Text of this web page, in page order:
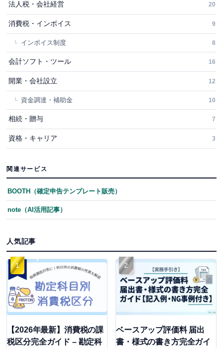
法人税・会社経営 20
消費税・インボイス 9
インボイス制度 8
会計ソフト・ツール 16
開業・会社設立 12
資金調達・補助金 10
相続・贈与 7
資格・キャリア 3
関連サービス
BOOTH（確定申告テンプレート販売）
note（AI活用記事）
人気記事
【2026年最新】消費税の課
税区分完全ガイド – 勘定科
ベースアップ評価料 届出
書・様式の書き方完全ガイ